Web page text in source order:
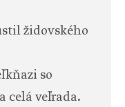
židovského
so
celá veľrada.